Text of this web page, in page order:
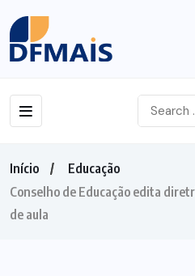
Início
Educação
Conselho de Educação edita
de aula